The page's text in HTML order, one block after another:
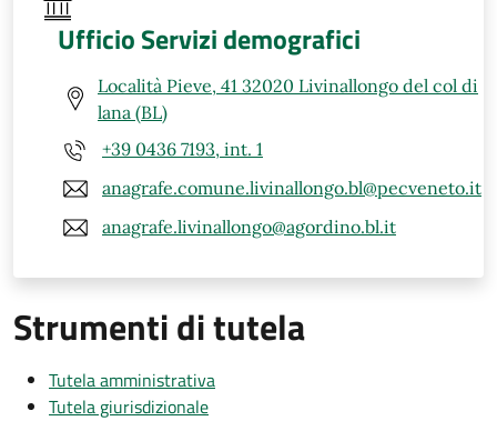
Ufficio Servizi demografici
Località Pieve, 41 32020 Livinallongo del col di
lana (BL)
+39 0436 7193, int. 1
anagrafe.comune.livinallongo.bl@pecveneto.it
anagrafe.livinallongo@agordino.bl.it
Strumenti di tutela
Tutela amministrativa
Tutela giurisdizionale